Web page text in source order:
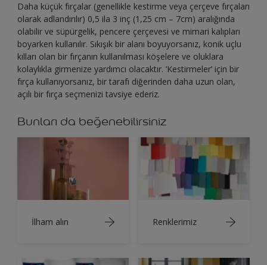
Daha küçük fırçalar (genellikle kestirme veya çerçeve fırçaları
olarak adlandırılır) 0,5 ila 3 inç (1,25 cm – 7cm) aralığında
olabilir ve süpürgelik, pencere çerçevesi ve mimari kalıpları
boyarken kullanılır. Sıkışık bir alanı boyuyorsanız, konik uçlu
kılları olan bir fırçanın kullanılması köşelere ve oluklara
kolaylıkla girmenize yardımcı olacaktır. ‘Kestirmeler’ için bir
fırça kullanıyorsanız, bir tarafı diğerinden daha uzun olan,
açılı bir fırça seçmenizi tavsiye ederiz.
Bunları da beğenebilirsiniz
İlham alın Renklerimiz